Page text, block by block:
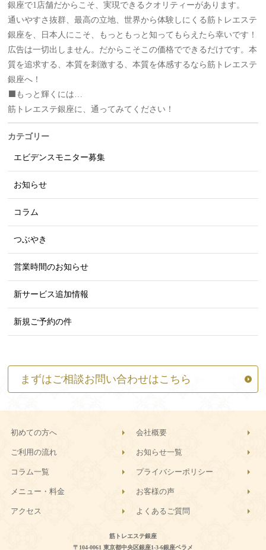
銀座で1店舗だからこそ、実現できるクオリティーがあります。
通いやすさ抜群、最高の立地、世界から体験しにくる筋トレエステ
銀座を、日本人にこそ、もっともっと知ってもらえたら幸いです！
広告は一切出しません。だからこそこの価格でできるだけです。本
質を追求する、本質を刺激する、本質を体感するなら筋トレエステ
銀座へ！
⬛️もっと輝くには…
筋トレエステ銀座に、通ってみてください！
カテゴリー
エビデンスモニター募集
お知らせ
コラム
つぶやき
営業時間のお知らせ
新サービス追加情報
新規ご予約の件
まずはご相談お問い合わせはこちら
筋トレエステ銀座
〒104-0061 東京都中央区銀座1-3-6銀座ベラメ
初めての方へ 会社概要
ご利用の流れ お知らせ一覧
コラム一覧 プライバシーポリシー
メニュー・料金 お客様の声
アクセス よくあるご質問